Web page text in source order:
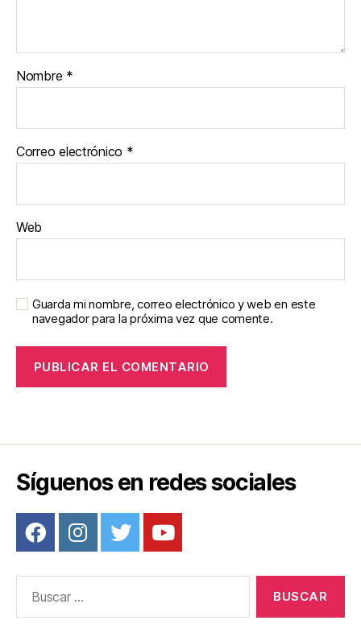
Nombre *
Correo electrónico *
Web
Guarda mi nombre, correo electrónico y web en este
navegador para la próxima vez que comente.
Síguenos en redes sociales